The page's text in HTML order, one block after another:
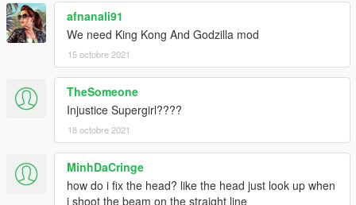
afnanali91
We need King Kong And Godzilla mod
15 octobre 2021
TheSomeone
Injustice Supergirl????
18 octobre 2021
MinhDaCringe
how do i fix the head? like the head just look up when
i shoot the beam on the straight line